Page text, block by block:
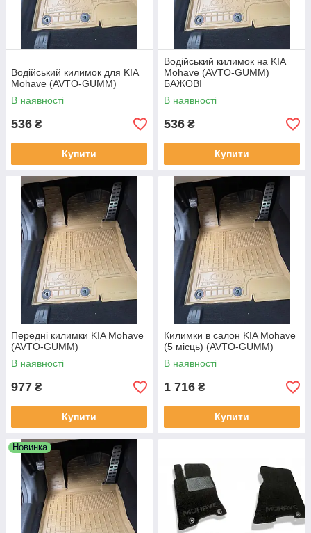
Водійський килимок для KIA
Mohavе (AVTO-GUMM)
В наявності
536 ₴
Купити
Водійський килимок на KIA
Mohavе (AVTO-GUMM)
БАЖОВІ
В наявності
536 ₴
Купити
Передні килимки KIA Mohavе
(AVTO-GUMM)
В наявності
977 ₴
Купити
Килимки в салон KIA Mohavе
(5 місць) (AVTO-GUMM)
В наявності
1 716 ₴
Купити
Новинка